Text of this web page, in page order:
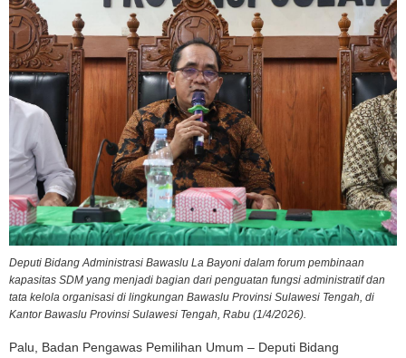
Deputi Bidang Administrasi Bawaslu La Bayoni dalam forum pembinaan
kapasitas SDM yang menjadi bagian dari penguatan fungsi administratif dan
tata kelola organisasi di lingkungan Bawaslu Provinsi Sulawesi Tengah, di
Kantor Bawaslu Provinsi Sulawesi Tengah, Rabu (1/4/2026).
Palu, Badan Pengawas Pemilihan Umum – Deputi Bidang